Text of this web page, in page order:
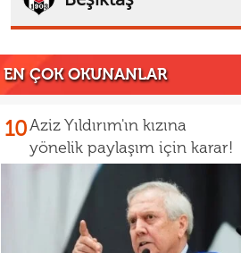
EN ÇOK OKUNANLAR
10Aziz Yıldırım'ın kızına
yönelik paylaşım için karar!